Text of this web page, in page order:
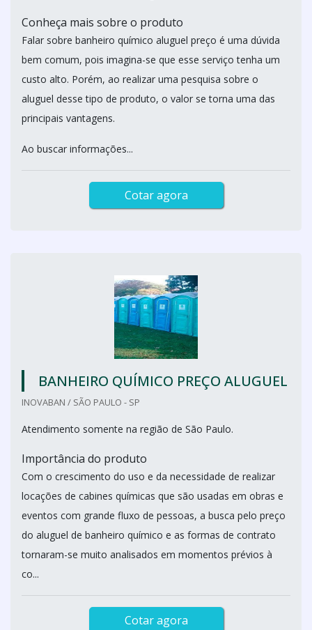
Conheça mais sobre o produto
Falar sobre banheiro químico aluguel preço é uma dúvida
bem comum, pois imagina-se que esse serviço tenha um
custo alto. Porém, ao realizar uma pesquisa sobre o
aluguel desse tipo de produto, o valor se torna uma das
principais vantagens.
Ao buscar informações...
Cotar agora
BANHEIRO QUÍMICO PREÇO ALUGUEL
INOVABAN / SÃO PAULO - SP
Atendimento somente na região de São Paulo.
Importância do produto
Com o crescimento do uso e da necessidade de realizar
locações de cabines químicas que são usadas em obras e
eventos com grande fluxo de pessoas, a busca pelo preço
do aluguel de banheiro químico e as formas de contrato
tornaram-se muito analisados em momentos prévios à
co...
Cotar agora